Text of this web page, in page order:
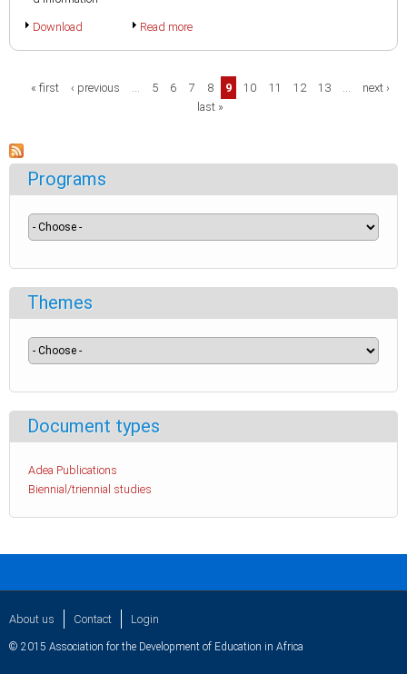
Download Read more
Pages
« first ‹ previous … 5 6 7 8 9 10 11 12 13 …
next ›
last »
Programs
Themes
Document types
Adea Publications
Biennial/triennial studies
About us Contact Login
© 2015 Association for the Development of Education in Africa